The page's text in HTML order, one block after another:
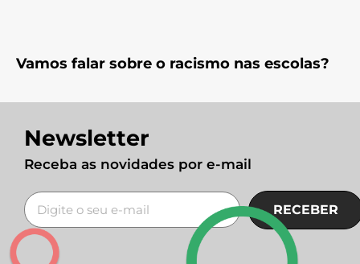
Vamos falar sobre o racismo nas escolas?
Newsletter
Receba as novidades por e-mail
RECEBER